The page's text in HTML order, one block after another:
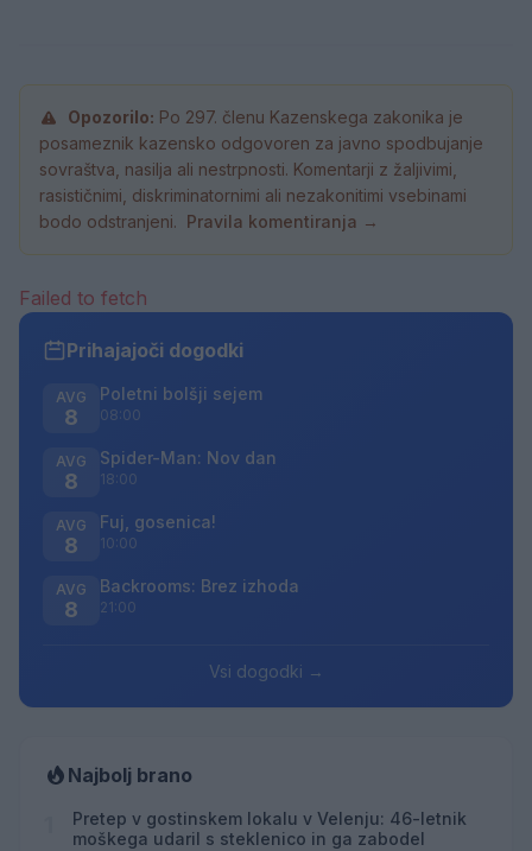
Opozorilo: Po 297. členu Kazenskega zakonika je
posameznik kazensko odgovoren za javno spodbujanje
sovraštva, nasilja ali nestrpnosti. Komentarji z žaljivimi,
rasističnimi, diskriminatornimi ali nezakonitimi vsebinami
bodo odstranjeni.
Pravila komentiranja →
Failed to fetch
Prihajajoči dogodki
AVG
8
Poletni bolšji sejem
08:00
AVG
8
Spider-Man: Nov dan
18:00
AVG
8
Fuj, gosenica!
10:00
AVG
8
Backrooms: Brez izhoda
21:00
Vsi dogodki →
Najbolj brano
Pretep v gostinskem lokalu v Velenju: 46-letnik
moškega udaril s steklenico in ga zabodel